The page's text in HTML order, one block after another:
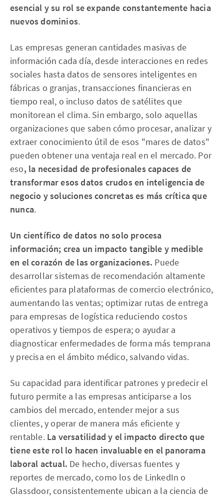
esencial y su rol se expande constantemente hacia
nuevos dominios.
Las empresas generan cantidades masivas de
información cada día, desde interacciones en redes
sociales hasta datos de sensores inteligentes en
fábricas o granjas, transacciones financieras en
tiempo real, o incluso datos de satélites que
monitorean el clima. Sin embargo, solo aquellas
organizaciones que saben cómo procesar, analizar y
extraer conocimiento útil de esos "mares de datos"
pueden obtener una ventaja real en el mercado. Por
eso, la necesidad de profesionales capaces de
transformar esos datos crudos en inteligencia de
negocio y soluciones concretas es más crítica que
nunca.
Un científico de datos no solo procesa
información; crea un impacto tangible y medible
en el corazón de las organizaciones. Puede
desarrollar sistemas de recomendación altamente
eficientes para plataformas de comercio electrónico,
aumentando las ventas; optimizar rutas de entrega
para empresas de logística reduciendo costos
operativos y tiempos de espera; o ayudar a
diagnosticar enfermedades de forma más temprana
y precisa en el ámbito médico, salvando vidas.
Su capacidad para identificar patrones y predecir el
futuro permite a las empresas anticiparse a los
cambios del mercado, entender mejor a sus
clientes, y operar de manera más eficiente y
rentable. La versatilidad y el impacto directo que
tiene este rol lo hacen invaluable en el panorama
laboral actual. De hecho, diversas fuentes y
reportes de mercado, como los de LinkedIn o
Glassdoor, consistentemente ubican a la ciencia de